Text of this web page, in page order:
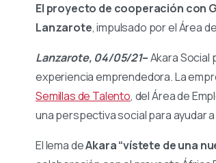
El proyecto de cooperación con
Lanzarote, impulsado por el Área
Lanzarote, 04/05/21–Akara Social
experiencia emprendedora. La
Semillas de Talento, del Área de
una perspectiva social para ayudar
El lema deAkara “vístete de una